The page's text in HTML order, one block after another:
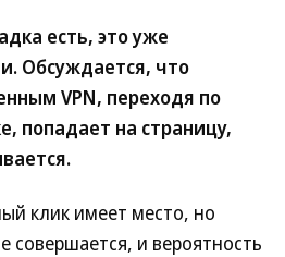
есть, это уже
Обсуждается, что
VPN, переходя по
попадает на страницу,
клик имеет место, но
совершается, и вероятность